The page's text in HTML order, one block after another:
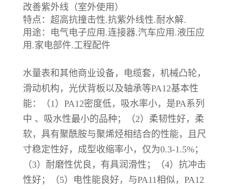
改善紫外线（室外使用）
特点：超高抗撞击性.抗紫外线性.耐水解.
用途：电气电子应用.连接器.汽车应用.液压应
用.家电部件.工程配件
水量表和其他商业设备，电缆套，机械凸轮，
滑动机构，光伏背板以及轴承等PA12基本性
能：（1）PA12密度低，吸水率小，是PA系列
中 、吸水性最小的品种；（2）柔韧性好，柔
软，具有聚酰胺与聚烯烃相结合的性能，且尺
寸稳定性好，成型收缩率小，仅为0.3-1.5%；
（3）耐磨性优良，有具润滑性；（4）抗冲击
性好；（5）电性能良好，与PA11相似，PA12